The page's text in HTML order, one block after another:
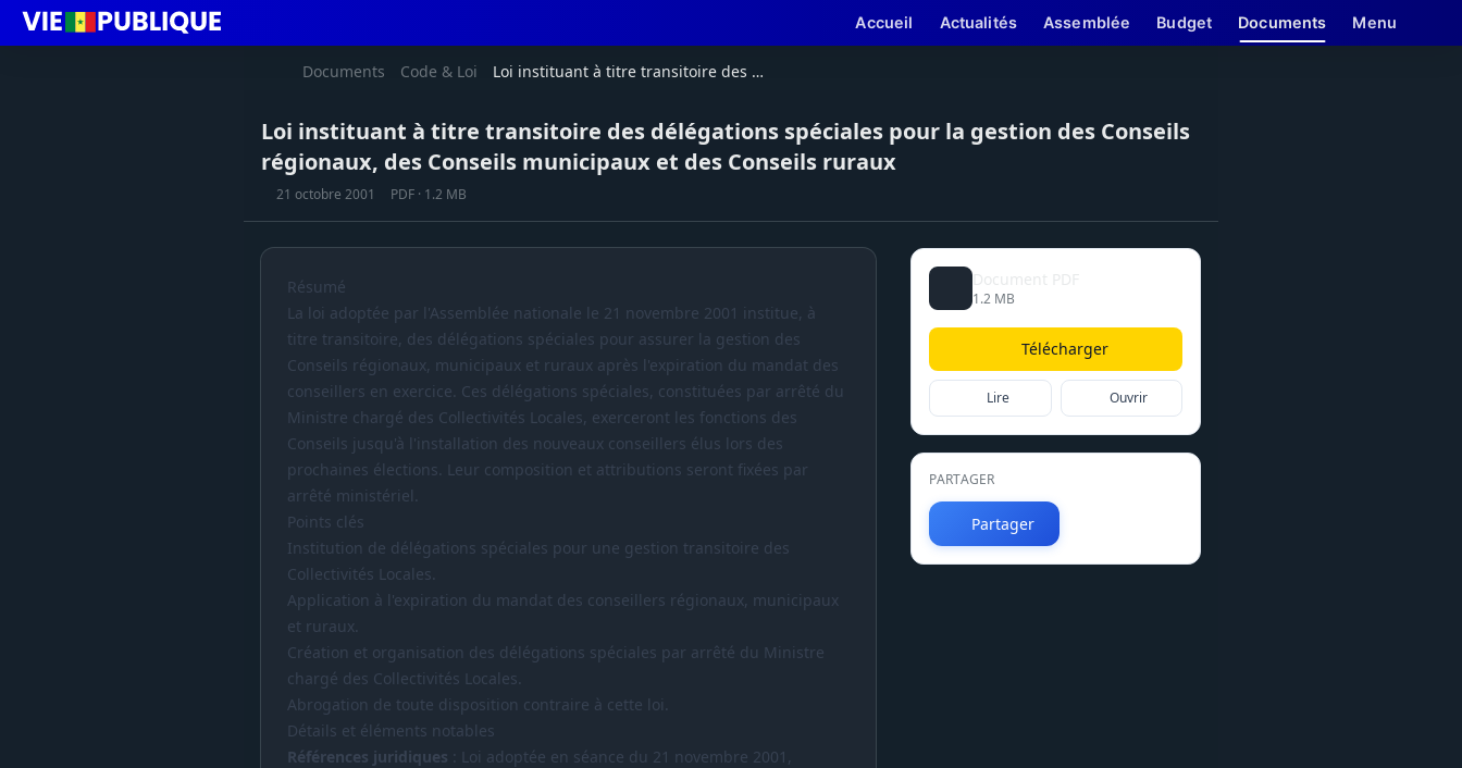
Accueil Actualités Assemblée Budget Documents Menu
Documents Code & Loi Loi instituant à titre transitoire des délégations spéciales pour la gestion des Conseils régionaux, des Conseils municipaux et des Conseils ruraux
Loi instituant à titre transitoire des délégations spéciales pour la gestion des Conseils
régionaux, des Conseils municipaux et des Conseils ruraux
21 octobre 2001 PDF · 1.2 MB
Résumé
La loi adoptée par l'Assemblée nationale le 21 novembre 2001 institue, à
titre transitoire, des délégations spéciales pour assurer la gestion des
Conseils régionaux, municipaux et ruraux après l'expiration du mandat des
conseillers en exercice. Ces délégations spéciales, constituées par arrêté du
Ministre chargé des Collectivités Locales, exerceront les fonctions des
Conseils jusqu'à l'installation des nouveaux conseillers élus lors des
prochaines élections. Leur composition et attributions seront fixées par
arrêté ministériel.
Points clés
Institution de délégations spéciales pour une gestion transitoire des
Collectivités Locales.
Application à l'expiration du mandat des conseillers régionaux, municipaux
et ruraux.
Création et organisation des délégations spéciales par arrêté du Ministre
chargé des Collectivités Locales.
Abrogation de toute disposition contraire à cette loi.
Détails et éléments notables
Références juridiques : Loi adoptée en séance du 21 novembre 2001,
Document PDF
1.2 MB
Télécharger
Lire Ouvrir
PARTAGER
Partager